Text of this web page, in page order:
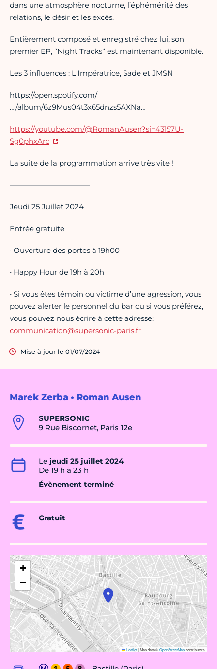
Marek Zerba • Roman Ausen
SUPERSONIC
9 Rue Biscornet, Paris 12e
Le jeudi 25 juillet 2024
De 19 h à 23 h
Évènement terminé
Gratuit
+
−
Leaflet|Map data ©OpenStreetMapcontributors
dans une atmosphère nocturne, l’éphémérité des
relations, le désir et les excès.
Entièrement composé et enregistré chez lui, son
premier EP, ‘‘Night Tracks’’ est maintenant disponible.
Les 3 influences : L'Impératrice, Sade et JMSN
https://open.spotify.com/
…/album/6z9Mus04t3x65dnzs5AXNa…
https://youtube.com/@RomanAusen?si=43157U-
Sg0phxArc
La suite de la programmation arrive très vite !
———————————
Jeudi 25 Juillet 2024
Entrée gratuite
• Ouverture des portes à 19h00
• Happy Hour de 19h à 20h
• Si vous êtes témoin ou victime d’une agression, vous
pouvez alerter le personnel du bar ou si vous préférez,
vous pouvez nous écrire à cette adresse:
communication@supersonic-paris.fr
Mise à jour le 01/07/2024